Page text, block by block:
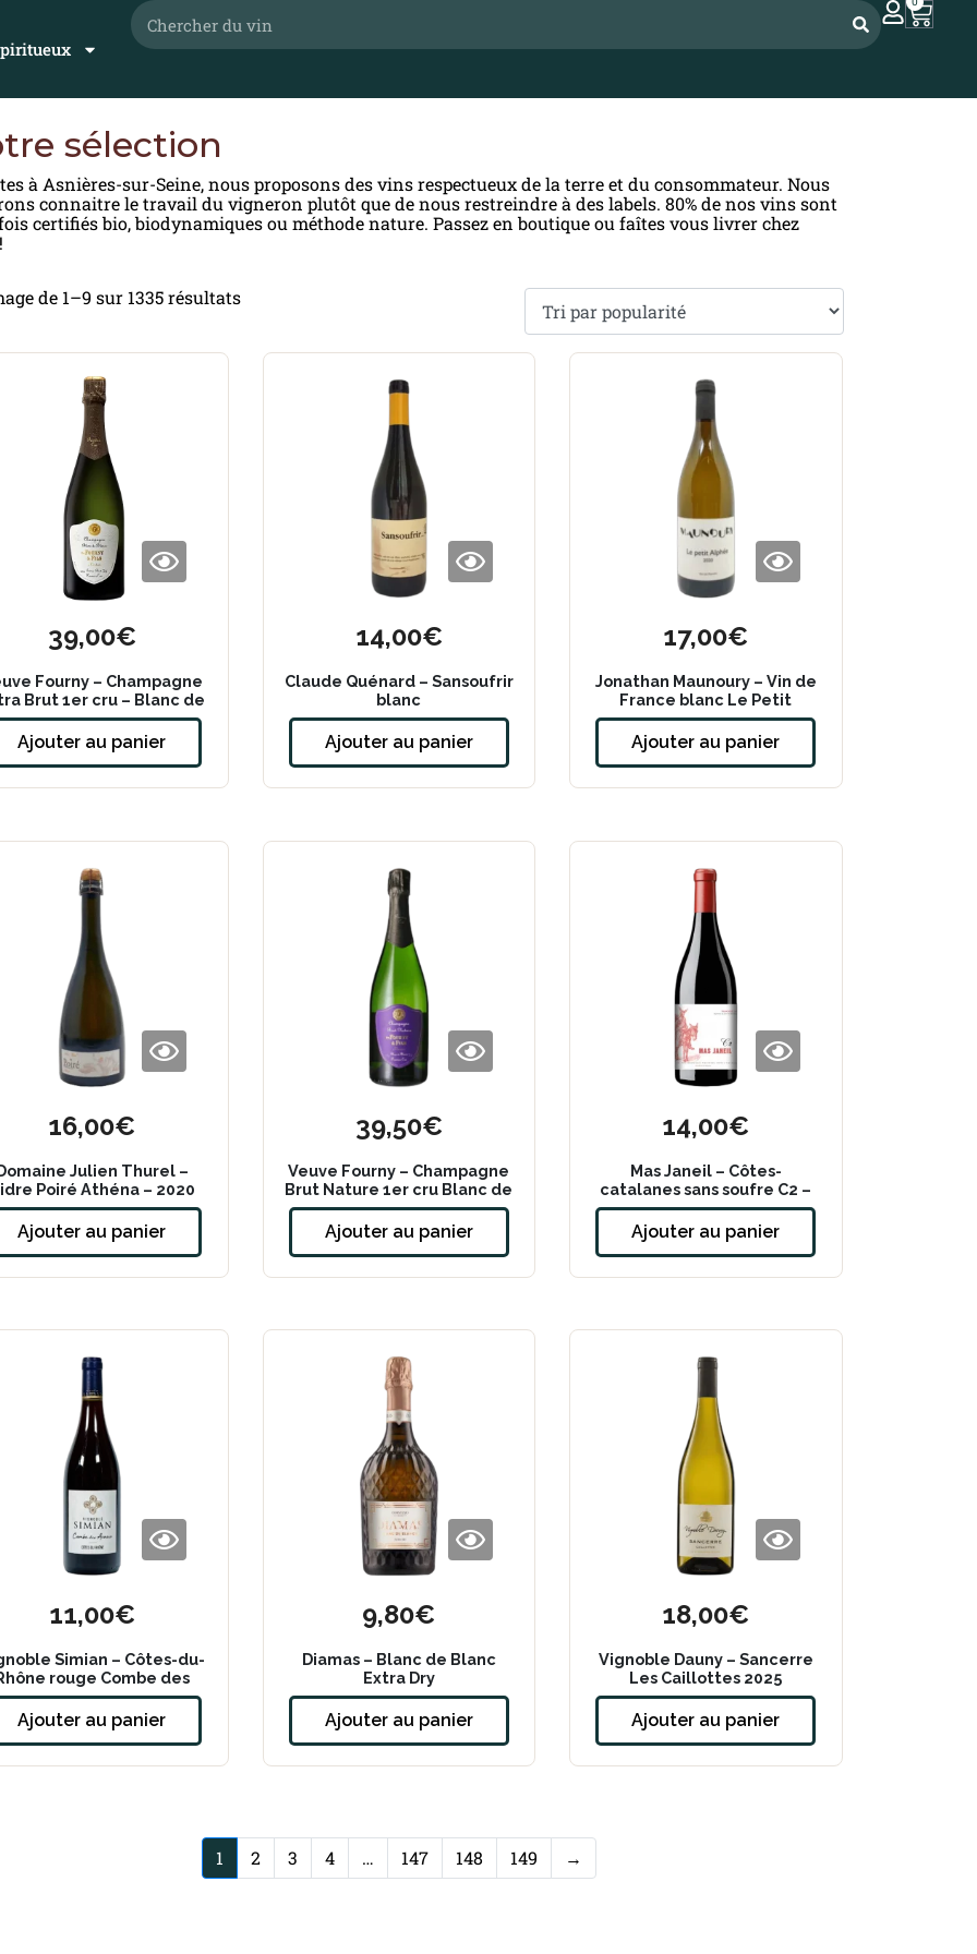
sélection
à Asnières-sur-Seine, nous proposons des vins respectueux de la terre et du consommateur. Nous
connaitre le travail du vigneron plutôt que de nous restreindre à des labels. 80% de nos vins sont
certifiés bio, biodynamiques ou méthode nature. Passez en boutique ou faîtes vous livrer chez
de 1–9 sur 1335 résultats
39,00€
Fourny – Champagne
Brut 1er cru – Blanc de
Blancs
Ajouter au panier
14,00€
Claude Quénard – Sansoufrir
blanc
Ajouter au panier
17,00€
Jonathan Maunoury – Vin de
France blanc Le Petit
Alphée 2022
Ajouter au panier
16,00€
Julien Thurel –
Poiré Athéna – 2020
Ajouter au panier
39,50€
Veuve Fourny – Champagne
Brut Nature 1er cru Blanc de
Blancs
Ajouter au panier
14,00€
Mas Janeil – Côtes-
catalanes sans soufre C2 –
2023
Ajouter au panier
11,00€
Simian – Côtes-du-
rouge Combe des
Avaux 2023
Ajouter au panier
9,80€
Diamas – Blanc de Blanc
Extra Dry
Ajouter au panier
18,00€
Vignoble Dauny – Sancerre
Les Caillottes 2025
Ajouter au panier
1 2 3 4 … 147 148 149 →